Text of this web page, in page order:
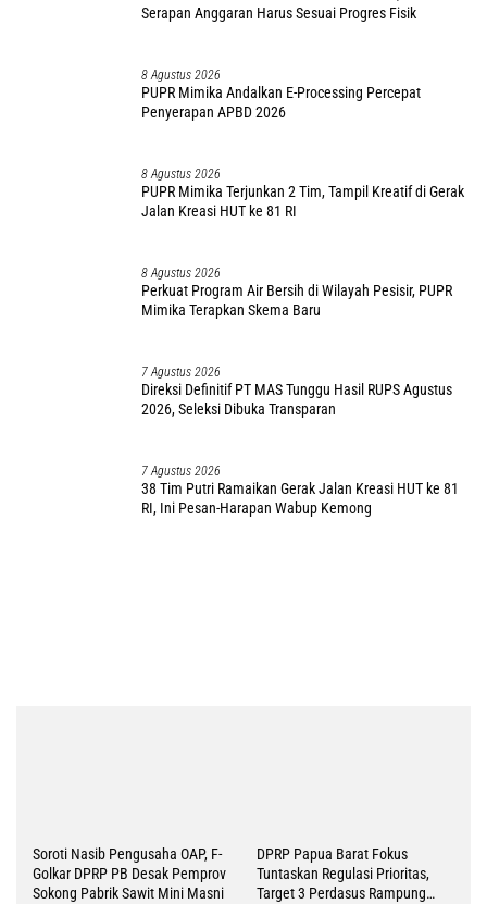
Serapan Anggaran Harus Sesuai Progres Fisik
8 Agustus 2026
PUPR Mimika Andalkan E-Processing Percepat
Penyerapan APBD 2026
8 Agustus 2026
PUPR Mimika Terjunkan 2 Tim, Tampil Kreatif di Gerak
Jalan Kreasi HUT ke 81 RI
8 Agustus 2026
Perkuat Program Air Bersih di Wilayah Pesisir, PUPR
Mimika Terapkan Skema Baru
7 Agustus 2026
Direksi Definitif PT MAS Tunggu Hasil RUPS Agustus
2026, Seleksi Dibuka Transparan
7 Agustus 2026
38 Tim Putri Ramaikan Gerak Jalan Kreasi HUT ke 81
RI, Ini Pesan-Harapan Wabup Kemong
Soroti Nasib Pengusaha OAP, F-
Golkar DPRP PB Desak Pemprov
Sokong Pabrik Sawit Mini Masni
DPRP Papua Barat Fokus
Tuntaskan Regulasi Prioritas,
Target 3 Perdasus Rampung